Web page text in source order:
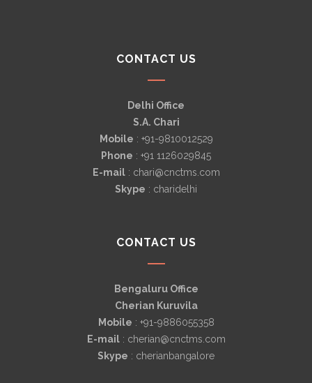
CONTACT US
Delhi Office
S.A. Chari
Mobile : +91-9810012529
Phone : +91 1126029845
E-mail: chari@cnctms.com
Skype : charidelhi
CONTACT US
Bengaluru Office
Cherian Kuruvila
Mobile : +91-9886055358
E-mail: cherian@cnctms.com
Skype : cherianbangalore